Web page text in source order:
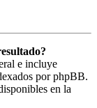
e incluye
por phpBB.
en la